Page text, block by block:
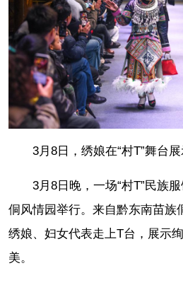
3月8日，绣娘在“村T”舞台展
3月8日晚，一场“村T”民族
侗风情园举行。来自黔东南苗族
绣娘、妇女代表走上T台，展示
美。